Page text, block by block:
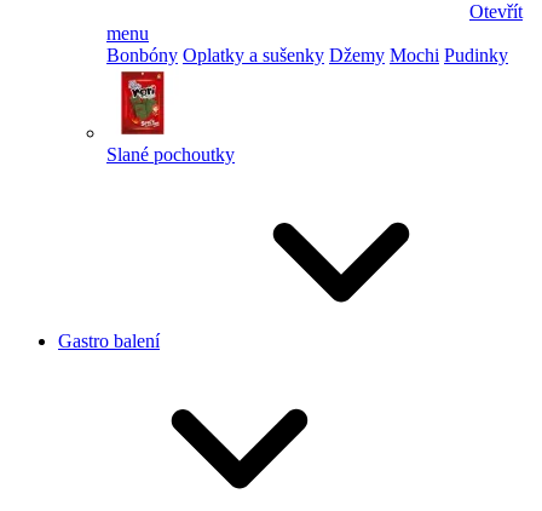
Otevřít
menu
Bonbóny Oplatky a sušenky Džemy Mochi Pudinky
Slané pochoutky
Gastro balení